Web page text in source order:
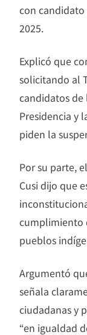
con
2025.
Explicó que
solicitando al
candidatos de
Presidencia y
piden la
Por su parte,
Cusi dijo que
cumplimiento
pueblos
Argumentó
señala
ciudadanas y
“en igualdad